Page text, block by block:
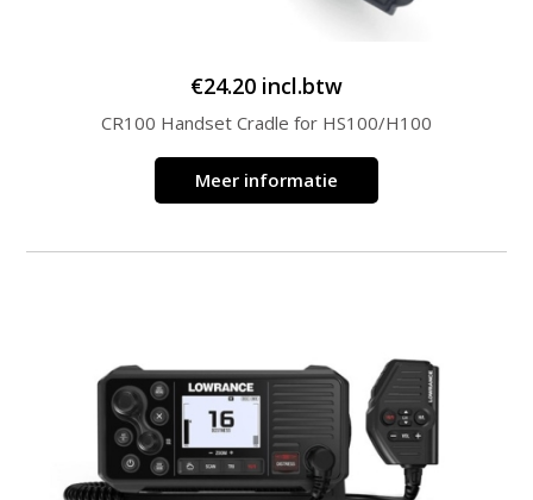
€24.20 incl.btw
CR100 Handset Cradle for HS100/H100
Meer informatie